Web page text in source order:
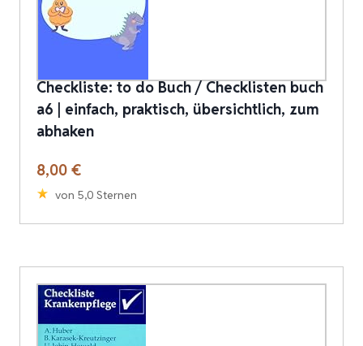
Checkliste: to do Buch / Checklisten buch
a6 | einfach, praktisch, übersichtlich, zum
abhaken
8,00 €
von 5,0 Sternen